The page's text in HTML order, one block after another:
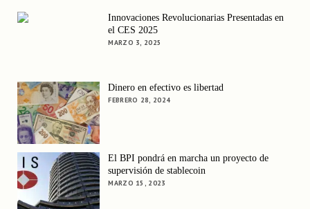
Innovaciones Revolucionarias Presentadas en
el CES 2025
MARZO 3, 2025
Dinero en efectivo es libertad
FEBRERO 28, 2024
El BPI pondrá en marcha un proyecto de
supervisión de stablecoin
MARZO 15, 2023